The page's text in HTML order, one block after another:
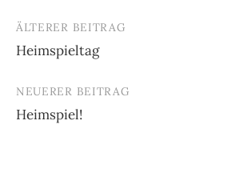
Beitrags-
Navigation
ÄLTERER BEITRAG
Heimspieltag
NEUERER BEITRAG
Heimspiel!